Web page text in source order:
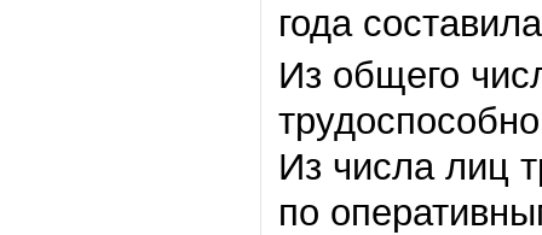
года
Из общего
Из числа лиц
по